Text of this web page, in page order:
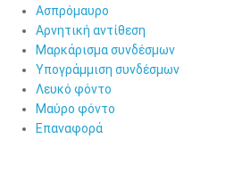
Ασπρόμαυρο
Αρνητική αντίθεση
Μαρκάρισμα συνδέσμων
Υπογράμμιση συνδέσμων
Λευκό φόντο
Μαύρο φόντο
Επαναφορά